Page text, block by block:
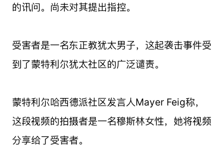
的讯问。尚未对其提出指控。
受害者是一名东正教犹太男子，这起袭击事件受
到了蒙特利尔犹太社区的广泛谴责。
蒙特利尔哈西德派社区发言人Mayer Feig称，
这段视频的拍摄者是一名穆斯林女性，她将视频
分享给了受害者。